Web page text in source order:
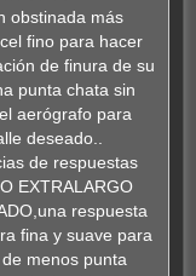
obstinada más
fino para hacer
de finura de su
punta chata sin
aerógrafo para
deseado..
de respuestas
EXTRALARGO
respuesta
fina y suave para
menos punta